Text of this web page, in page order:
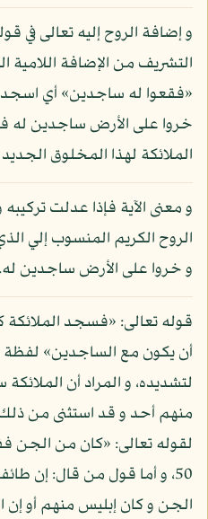
و إضافة الروح إليه تعالى في
التشريف من الإضافة اللامية
«فقعوا له ساجدين» أي
خروا على الأرض ساجدين له
الملائكة لهذا المخلوق
و معنى الآية فإذا عدلت
الروح الكريم المنسوب إلي
و خروا على الأرض ساجدين له.
قوله تعالى: «فسجد الملائكة
أن يكون مع الساجدين» لفظة
لتشديده، و المراد أن
منهم أحد و قد استثنى من
لقوله تعالى: «كان من الجن
50، و أما قول من قال: إن
الجن و كان إبليس منهم أو